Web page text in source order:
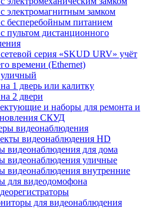
электромагнитным замком
бесперебойным питанием
пультом дистанционного
серия «SKUD URV» учёт
времени (Ethernet)
1 дверь или калитку
2 двери
и наборы для ремонта и
СКУД
видеонаблюдения
видеонаблюдения HD
видеонаблюдения для дома
видеонаблюдения уличные
видеонаблюдения внутренние
для видеодомофона
для видеонаблюдения